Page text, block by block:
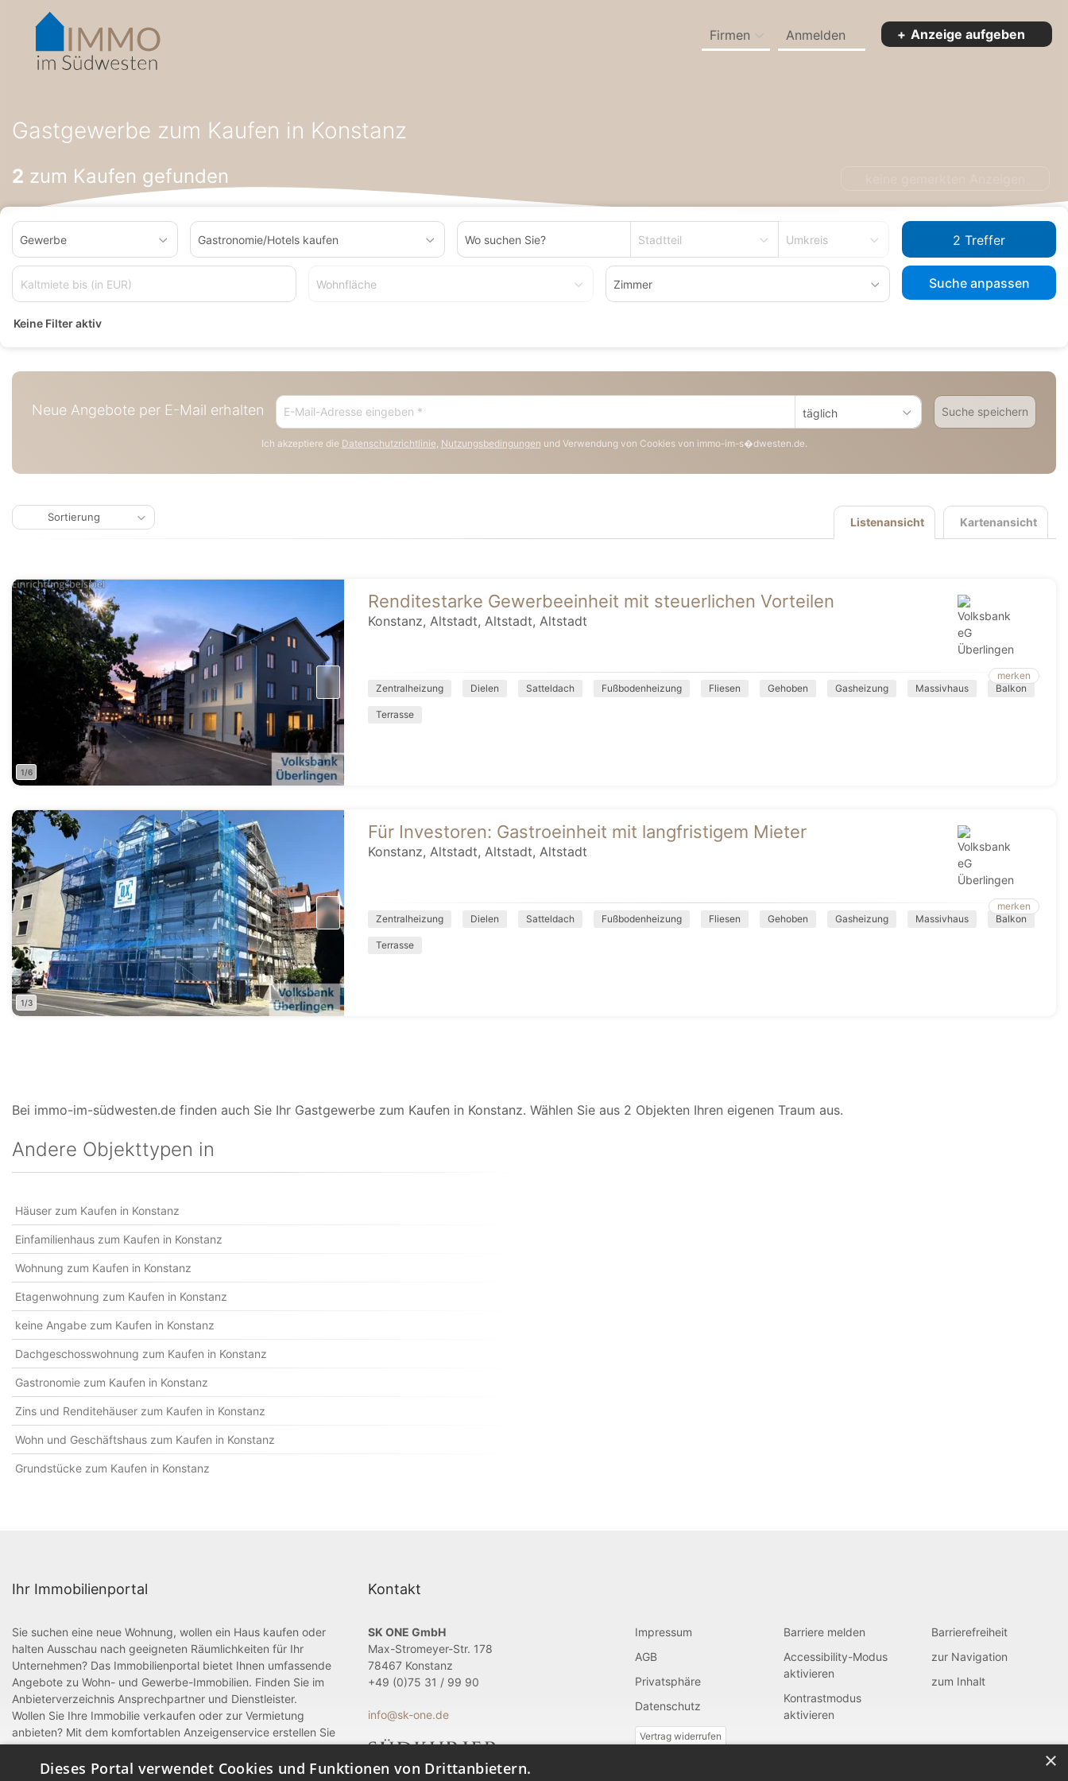
Accessibility-
Modus
Firmen Anmelden Anzeige aufgeben
Gastgewerbe zum Kaufen in Konstanz
2 zum Kaufen gefunden
Gewerbe Gastronomie/Hotels kaufen Stadtteil Umkreis
Wohnfläche Zimmer Suche anpassen
Keine Filter aktiv
Neue Angebote per E-Mail erhalten täglich Suche speichern
Ich akzeptiere die Datenschutzrichtlinie, Nutzungsbedingungen und Verwendung von Cookies von immo-im-s�dwesten.de.
Sortierung Kartenansicht
Listenansicht
1/6
Renditestarke Gewerbeeinheit mit steuerlichen Vorteilen
Konstanz, Altstadt, Altstadt, Altstadt
merken
Zentralheizung
Dielen Satteldach Fußbodenheizung Fliesen Gehoben Gasheizung Massivhaus Balkon
Terrasse
1/3
Für Investoren: Gastroeinheit mit langfristigem Mieter
Konstanz, Altstadt, Altstadt, Altstadt
merken
Zentralheizung
Dielen Satteldach Fußbodenheizung Fliesen Gehoben Gasheizung Massivhaus Balkon
Terrasse
Bei immo-im-südwesten.de finden auch Sie Ihr Gastgewerbe zum Kaufen in Konstanz. Wählen Sie aus 2 Objekten Ihren eigenen Traum aus.
Andere Objekttypen in
Häuser zum Kaufen in Konstanz
Einfamilienhaus zum Kaufen in Konstanz
Wohnung zum Kaufen in Konstanz
Etagenwohnung zum Kaufen in Konstanz
keine Angabe zum Kaufen in Konstanz
Dachgeschosswohnung zum Kaufen in Konstanz
Gastronomie zum Kaufen in Konstanz
Zins und Renditehäuser zum Kaufen in Konstanz
Wohn und Geschäftshaus zum Kaufen in Konstanz
Grundstücke zum Kaufen in Konstanz
Ihr Immobilienportal
Sie suchen eine neue Wohnung, wollen ein Haus kaufen oder
halten Ausschau nach geeigneten Räumlichkeiten für Ihr
Unternehmen? Das Immobilienportal bietet Ihnen umfassende
Angebote zu Wohn- und Gewerbe-Immobilien. Finden Sie im
Anbieterverzeichnis Ansprechpartner und Dienstleister.
Wollen Sie Ihre Immobilie verkaufen oder zur Vermietung
anbieten? Mit dem komfortablen Anzeigenservice erstellen Sie
im Handumdrehen attraktive, aussagekräftige Anzeigen. Als
gewerblicher Anbieter oder Dienstleister rund um Bau und
Kontakt
SK ONE GmbH
Max-Stromeyer-Str. 178
78467 Konstanz
+49 (0)75 31 / 99 90
info@sk-one.de
Impressum
AGB
Privatsphäre
Datenschutz
Vertrag widerrufen
Barriere melden
Accessibility-Modus
aktivieren
Kontrastmodus
aktivieren
Barrierefreiheit
zur Navigation
zum Inhalt
×
Dieses Portal verwendet Cookies und Funktionen von Drittanbietern.